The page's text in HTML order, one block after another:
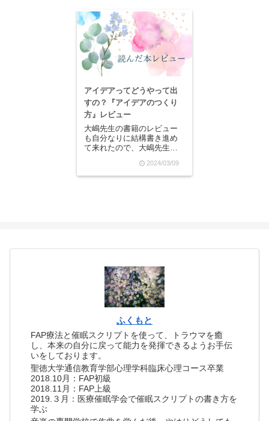
アイデアってどうやって出
すの？『アイデアのつくり
方』レビュー
大嶋先生の書籍のレビュー
も自分なりに結構書き進め
て来れたので、大嶋先生の
ためていこうと思います。
今回はCCCメディアハウス
2024/03/09
ふくもと
FAP療法と催眠スクリプトを使って、トラウマを癒
し、本来の自分に戻って能力を発揮できるようお手伝
いをしております。
聖徳大学通信教育学部心理学科臨床心理コース卒業
2018.10月：FAP初級
2018.11月：FAP上級
2019.３月：医療催眠学会で催眠スクリプトの書き方を
学ぶ